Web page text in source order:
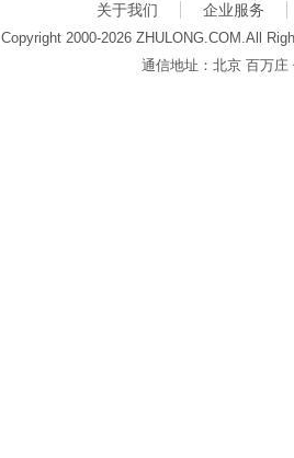
关于我们 企业服务
Copyright 2000-2026 ZHULONG.COM.All
通信地址：北京 百万